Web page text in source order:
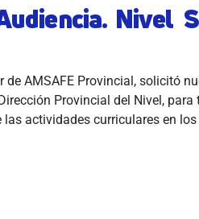
Nivel
de AMSAFE Provincial, solicitó
Provincial del Nivel,
actividades curriculares en